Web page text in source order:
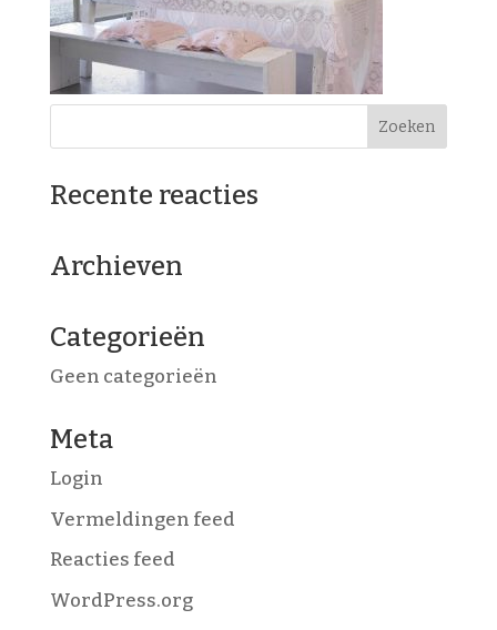
Recente reacties
Archieven
Categorieën
Geen categorieën
Meta
Login
Vermeldingen feed
Reacties feed
WordPress.org